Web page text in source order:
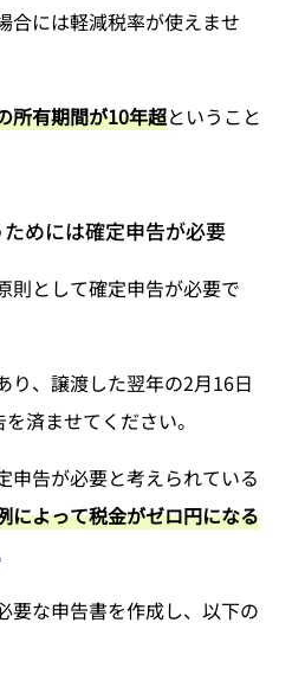
合には軽減税率が使えませ
所有期間が10年超ということ
めには確定申告が必要
則として確定申告が必要で
り、譲渡した翌年の2月16日
済ませてください。
申告が必要と考えられている
によって税金がゼロ円になる
要な申告書を作成し、以下の